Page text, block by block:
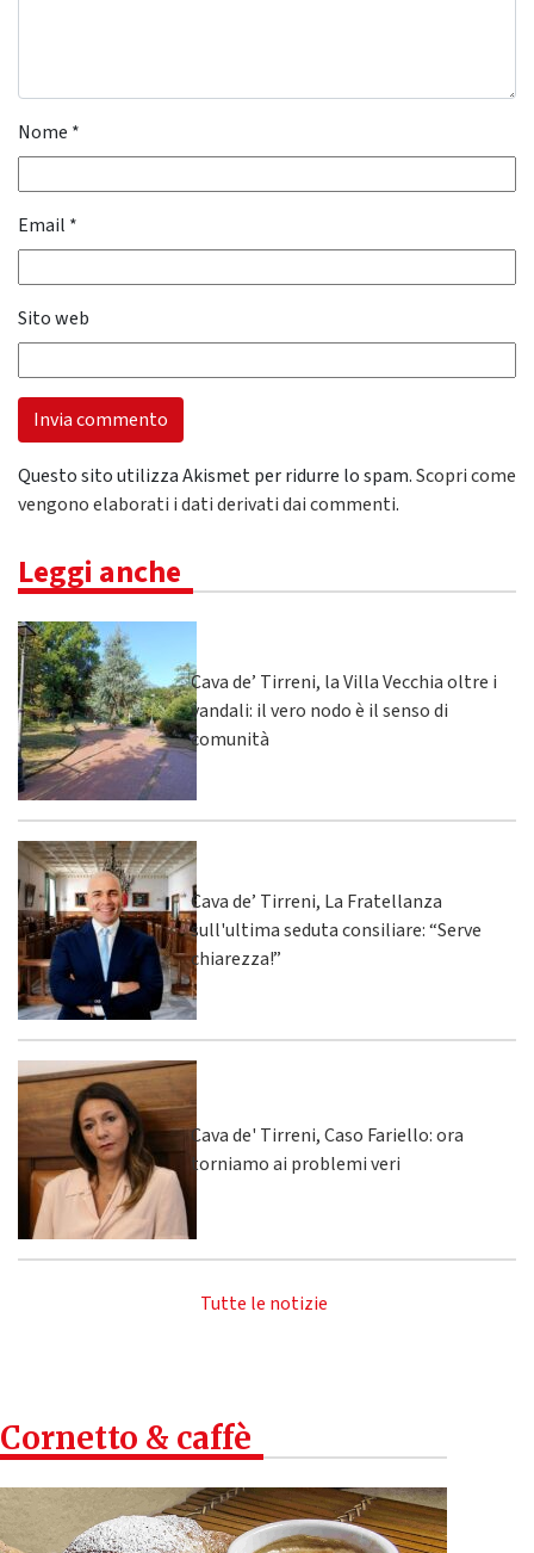
Nome *
Email *
Sito web
Questo sito utilizza Akismet per ridurre lo spam.Scopri come
vengono elaborati i dati derivati dai commenti.
Leggi anche
Cava de’ Tirreni, la Villa Vecchia oltre i
vandali: il vero nodo è il senso di
comunità
Cava de’ Tirreni, La Fratellanza
sull'ultima seduta consiliare: “Serve
chiarezza!”
Cava de' Tirreni, Caso Fariello: ora
torniamo ai problemi veri
Tutte le notizie
Cornetto & caffè